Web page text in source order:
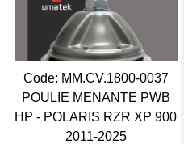
Code: MM.CV.1800-0037
POULIE MENANTE PWB
HP - POLARIS RZR XP 900
2011-2025